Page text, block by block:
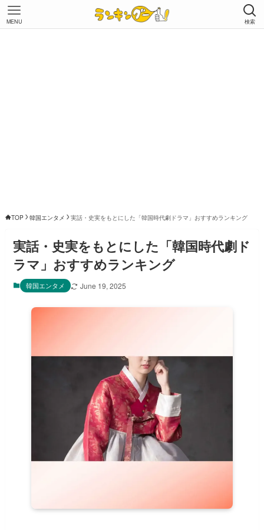
検索
MENU
TOP 韓国エンタメ 実話・史実をもとにした「韓国時代劇ドラマ」おすすめランキング
実話・史実をもとにした「韓国時代劇ド
ラマ」おすすめランキング
韓国エンタメ June 19, 2025